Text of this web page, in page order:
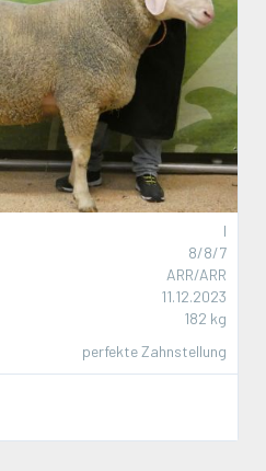
I
8/8/7
ARR/ARR
11.12.2023
182 kg
perfekte Zahnstellung